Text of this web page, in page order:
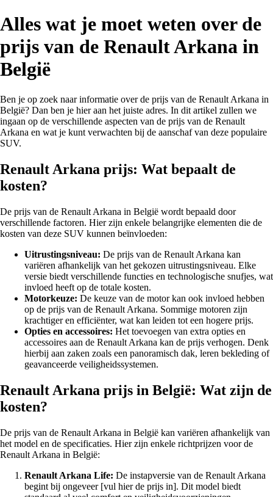
Alles wat je moet weten over de
prijs van de Renault Arkana in
België
Ben je op zoek naar informatie over de prijs van de Renault Arkana in
België? Dan ben je hier aan het juiste adres. In dit artikel zullen we
ingaan op de verschillende aspecten van de prijs van de Renault
Arkana en wat je kunt verwachten bij de aanschaf van deze populaire
SUV.
Renault Arkana prijs: Wat bepaalt de
kosten?
De prijs van de Renault Arkana in België wordt bepaald door
verschillende factoren. Hier zijn enkele belangrijke elementen die de
kosten van deze SUV kunnen beïnvloeden:
Uitrustingsniveau: De prijs van de Renault Arkana kan
variëren afhankelijk van het gekozen uitrustingsniveau. Elke
versie biedt verschillende functies en technologische snufjes, wat
invloed heeft op de totale kosten.
Motorkeuze: De keuze van de motor kan ook invloed hebben
op de prijs van de Renault Arkana. Sommige motoren zijn
krachtiger en efficiënter, wat kan leiden tot een hogere prijs.
Opties en accessoires: Het toevoegen van extra opties en
accessoires aan de Renault Arkana kan de prijs verhogen. Denk
hierbij aan zaken zoals een panoramisch dak, leren bekleding of
geavanceerde veiligheidssystemen.
Renault Arkana prijs in België: Wat zijn de
kosten?
De prijs van de Renault Arkana in België kan variëren afhankelijk van
het model en de specificaties. Hier zijn enkele richtprijzen voor de
Renault Arkana in België:
Renault Arkana Life: De instapversie van de Renault Arkana
begint bij ongeveer [vul hier de prijs in]. Dit model biedt